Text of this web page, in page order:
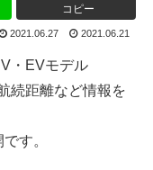
コピー
2021.06.27 2021.06.21
・EVモデル
続距離など情報を
す。